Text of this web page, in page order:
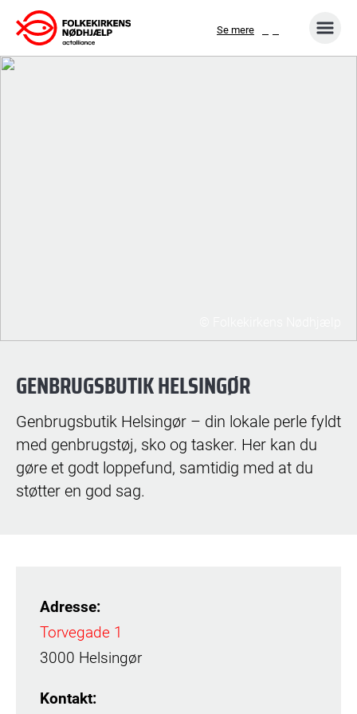
Gå
til
indhold
Se mere
GENBRUGSBUTIK HELSINGØR
Genbrugsbutik Helsingør – din lokale perle fyldt
med genbrugstøj, sko og tasker. Her kan du
gøre et godt loppefund, samtidig med at du
støtter en god sag.
Adresse:
Torvegade 1
3000 Helsingør
Kontakt: